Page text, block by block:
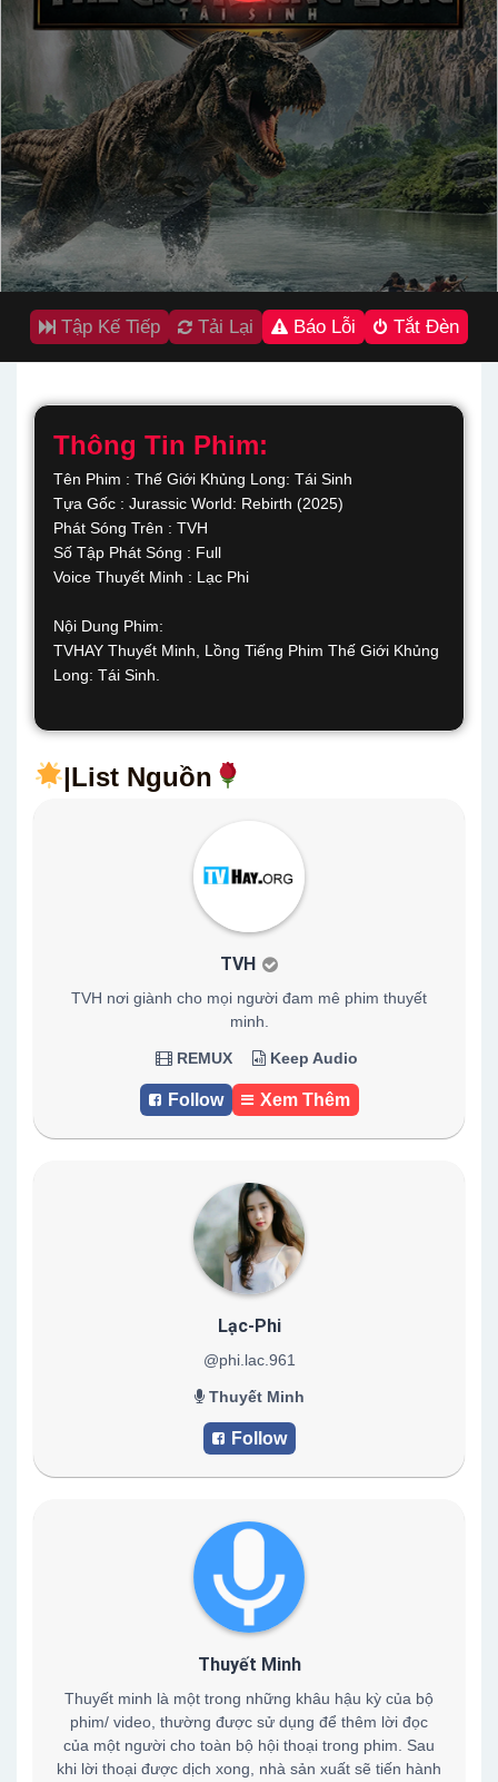
Tập Kế Tiếp Tải Lại Báo Lỗi Tắt Đèn
Thông Tin Phim:
Tên Phim : Thế Giới Khủng Long: Tái Sinh
Tựa Gốc : Jurassic World: Rebirth (2025)
Phát Sóng Trên : TVH
Số Tập Phát Sóng : Full
Voice Thuyết Minh : Lạc Phi
Nội Dung Phim:
TVHAY Thuyết Minh, Lồng Tiếng Phim Thế Giới Khủng
Long: Tái Sinh.
|List Nguồn
TVH
TVH nơi giành cho mọi người đam mê phim thuyết
minh.
REMUX Keep Audio
Follow Xem Thêm
Lạc-Phi
@phi.lac.961
Thuyết Minh
Follow
Thuyết Minh
Thuyết minh là một trong những khâu hậu kỳ của bộ
phim/ video, thường được sử dụng để thêm lời đọc
của một người cho toàn bộ hội thoại trong phim. Sau
khi lời thoại được dịch xong, nhà sản xuất sẽ tiến hành